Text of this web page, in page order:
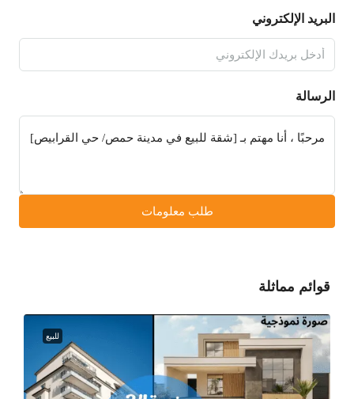
البريد الإلكتروني
الرسالة
طلب معلومات
قوائم مماثلة
للبيع